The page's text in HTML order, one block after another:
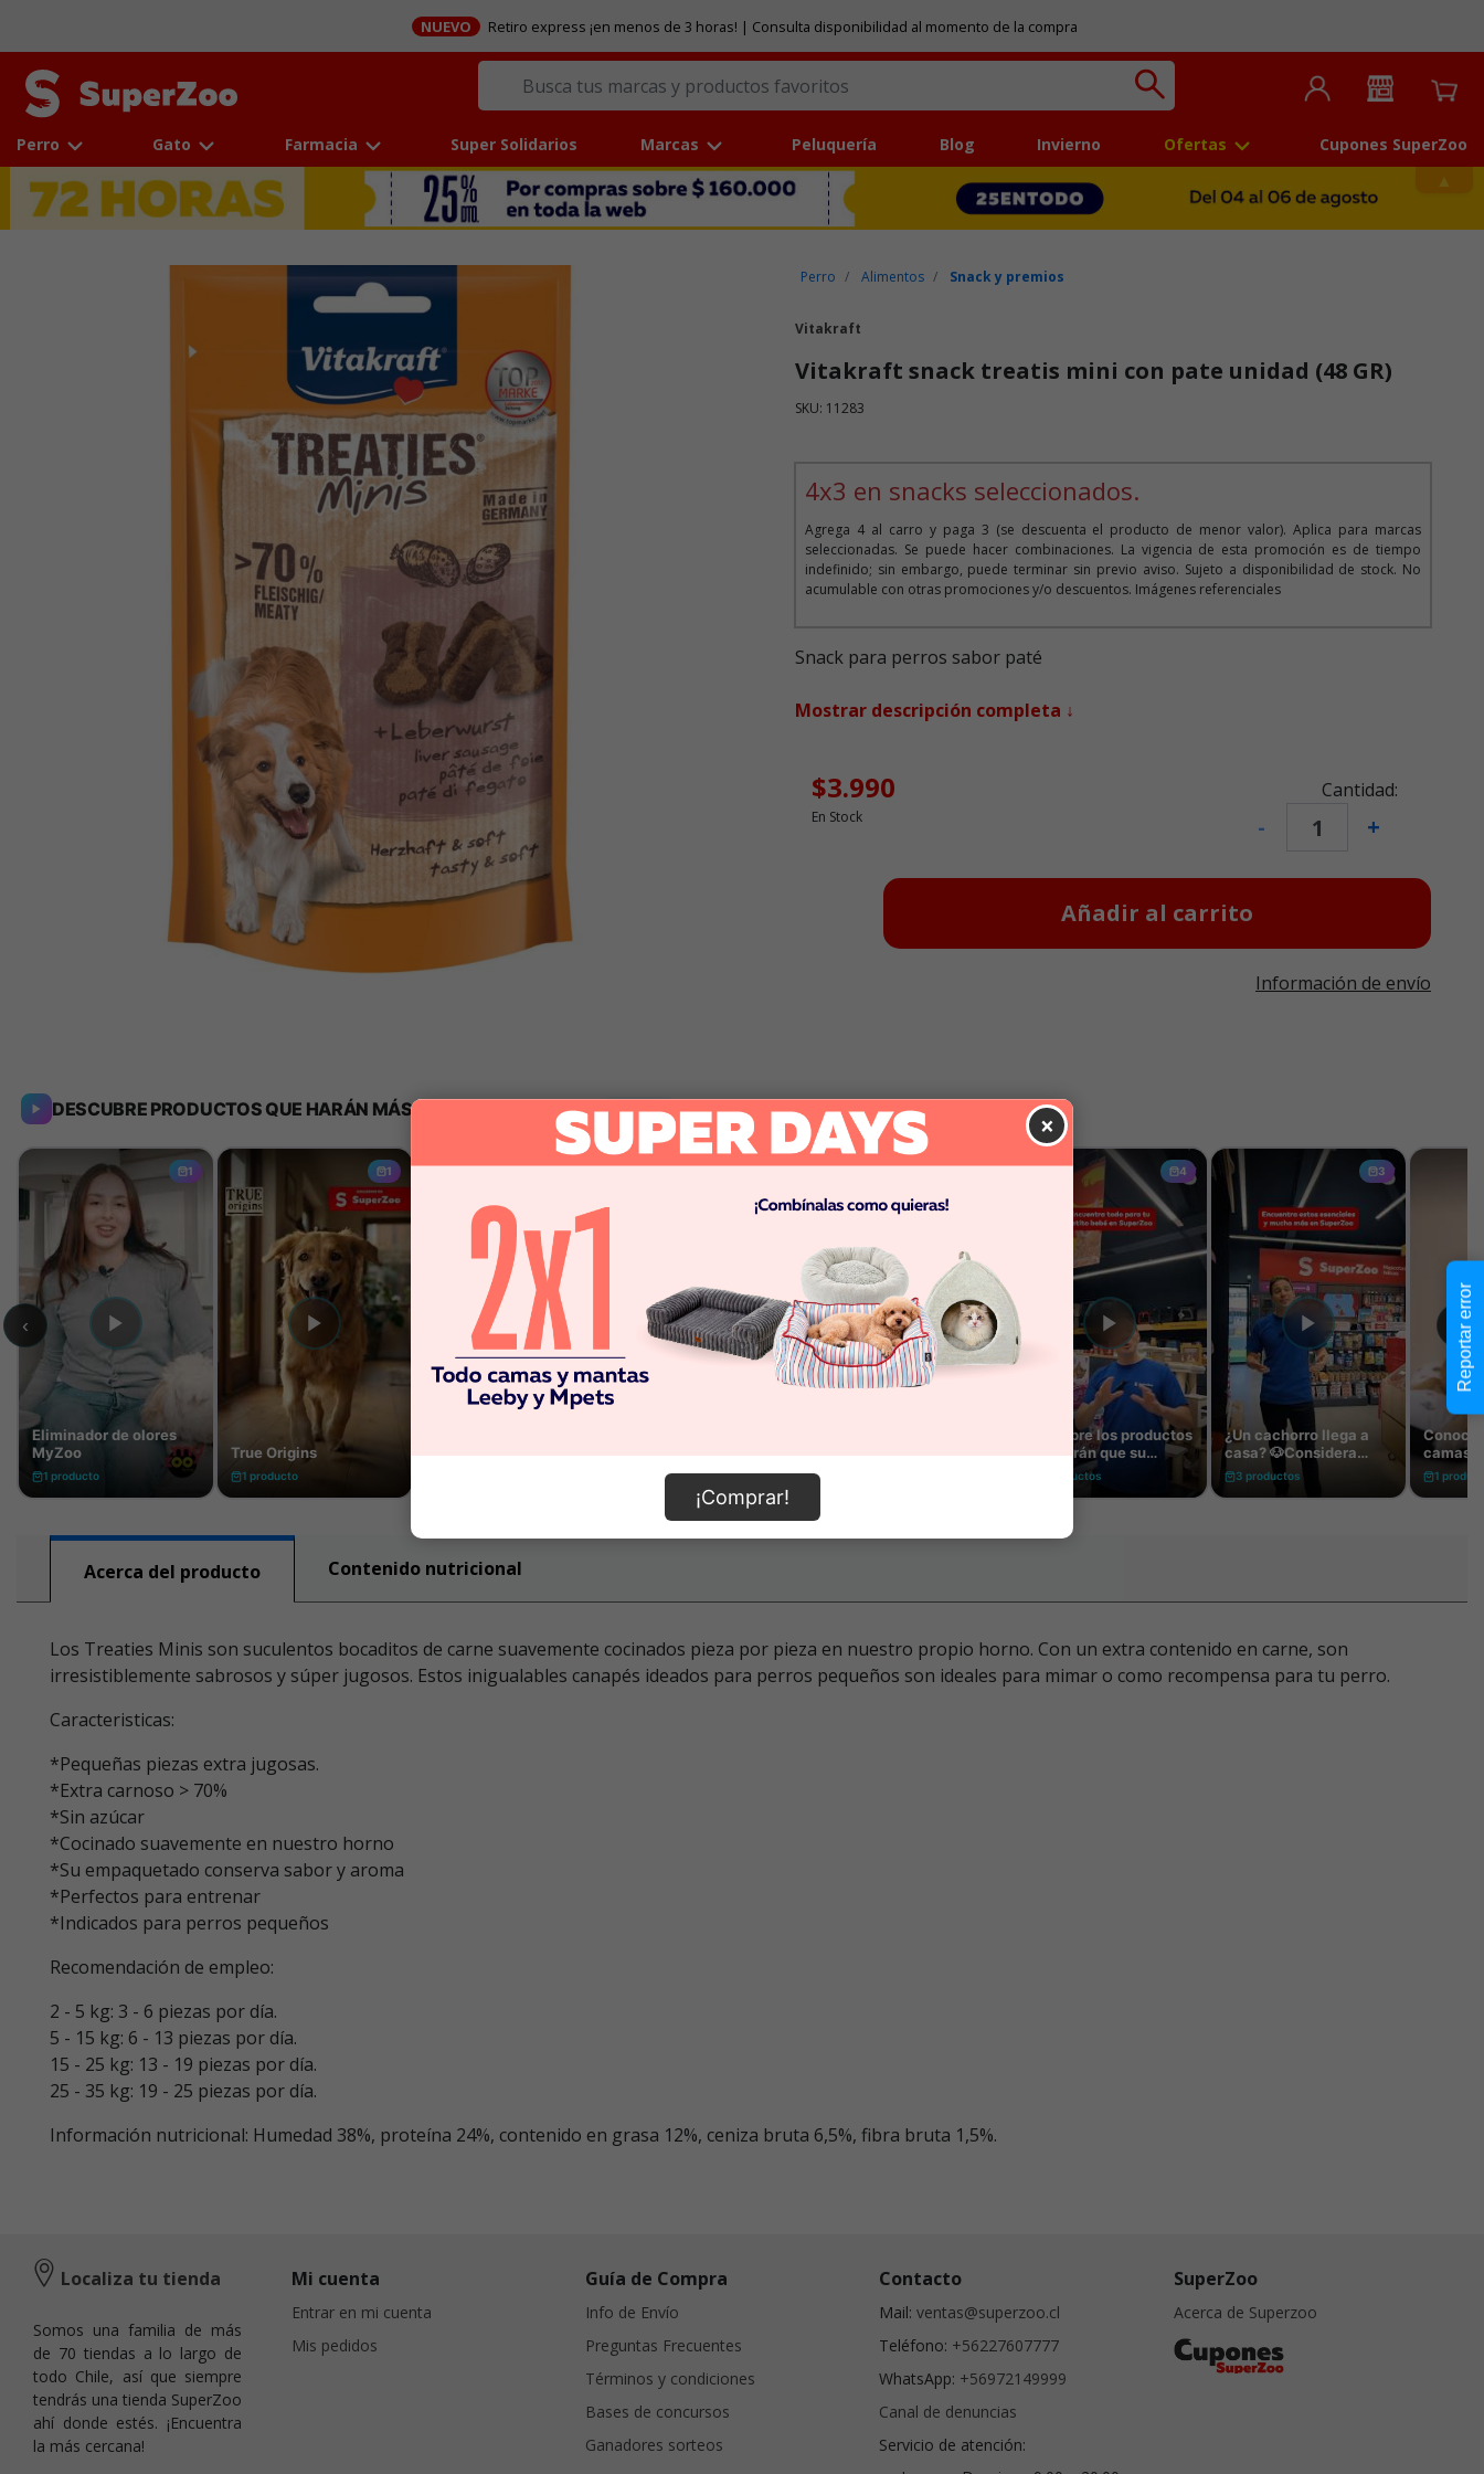
NUEVO Retiro express ¡en menos de 3 horas! | Consulta disponibilidad al momento de la compra
Perro Gato Farmacia Super Solidarios Marcas Peluquería Blog Invierno Ofertas Cupones SuperZoo
Perro Alimentos Snack y premios
Vitakraft
Vitakraft snack treatis mini con pate unidad (48 GR)
SKU: 11283
4x3 en snacks seleccionados.
Agrega 4 al carro y paga 3 (se descuenta el producto de menor valor). Aplica para marcas
seleccionadas. Se puede hacer combinaciones. La vigencia de esta promoción es de tiempo
indefinido; sin embargo, puede terminar sin previo aviso. Sujeto a disponibilidad de stock. No
acumulable con otras promociones y/o descuentos. Imágenes referenciales
Snack para perros sabor paté
Mostrar descripción completa ↓
Cantidad:
- +
$3.990
En Stock
Añadir al carrito
Información de envío
Acerca del producto Contenido nutricional
Los Treaties Minis son suculentos bocaditos de carne suavemente cocinados pieza por pieza en nuestro propio horno. Con un extra contenido en carne, son
irresistiblemente sabrosos y súper jugosos. Estos inigualables canapés ideados para perros pequeños son ideales para mimar o como recompensa para tu perro.
Caracteristicas:
*Pequeñas piezas extra jugosas.
*Extra carnoso > 70%
*Sin azúcar
*Cocinado suavemente en nuestro horno
*Su empaquetado conserva sabor y aroma
*Perfectos para entrenar
*Indicados para perros pequeños
Recomendación de empleo:
2 - 5 kg: 3 - 6 piezas por día.
5 - 15 kg: 6 - 13 piezas por día.
15 - 25 kg: 13 - 19 piezas por día.
25 - 35 kg: 19 - 25 piezas por día.
Información nutricional: Humedad 38%, proteína 24%, contenido en grasa 12%, ceniza bruta 6,5%, fibra bruta 1,5%.
×
¡Comprar!
Localiza tu tienda
Somos una familia de más
de 70 tiendas a lo largo de
todo Chile, así que siempre
tendrás una tienda SuperZoo
ahí donde estés. ¡Encuentra
la más cercana!
Mi cuenta
Entrar en mi cuenta
Mis pedidos
Guía de Compra
Info de Envío
Preguntas Frecuentes
Términos y condiciones
Bases de concursos
Ganadores sorteos
Contacto
Mail: ventas@superzoo.cl
Teléfono: +56227607777
WhatsApp: +56972149999
Canal de denuncias
Servicio de atención:
SuperZoo
Acerca de Superzoo
Reportar error